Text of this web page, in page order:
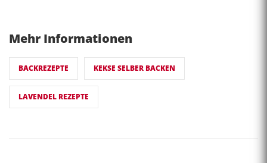
Mehr Informationen
BACKREZEPTE KEKSE SELBER BACKEN
LAVENDEL REZEPTE